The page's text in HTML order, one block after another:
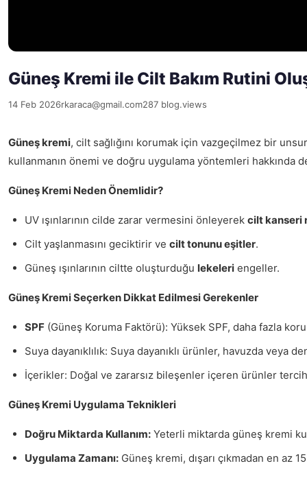
Güneş Kremi ile Cilt Bakım Rutini
14 Feb 2026rkaraca@gmail.com287 blog.views
Güneş kremi, cilt sağlığını korumak için vazgeçilmez bir
kullanmanın önemi ve doğru uygulama yöntemleri hakkında
Güneş Kremi Neden Önemlidir?
UV ışınlarının cilde zarar vermesini önleyerek cilt kanseri
Cilt yaşlanmasını geciktirir ve cilt tonunu eşitler.
Güneş ışınlarının ciltte oluşturduğu lekeleri engeller.
Güneş Kremi Seçerken Dikkat Edilmesi Gerekenler
SPF (Güneş Koruma Faktörü): Yüksek SPF, daha fazla
Suya dayanıklılık: Suya dayanıklı ürünler, havuzda veya
İçerikler: Doğal ve zararsız bileşenler içeren ürünler
Güneş Kremi Uygulama Teknikleri
Doğru Miktarda Kullanım: Yeterli miktarda güneş kremi
Uygulama Zamanı: Güneş kremi, dışarı çıkmadan en az